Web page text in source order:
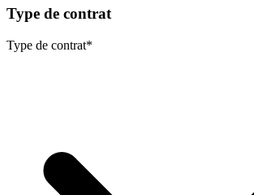
Type de contrat
Type de contrat*